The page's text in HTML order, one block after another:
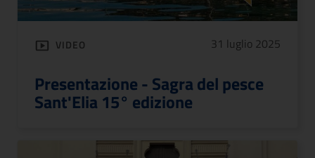
VIDEO 31 luglio 2025
Presentazione - Sagra del pesce
Sant'Elia 15° edizione